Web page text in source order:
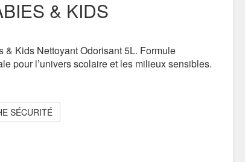
& KIDS
& Kids Nettoyant Odorisant 5L. Formule
pour l’univers scolaire et les milieux sensibles.
SÉCURITÉ